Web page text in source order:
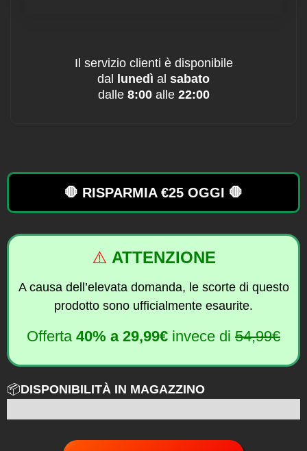
Il servizio clienti è disponibile
dal lunedì al sabato
dalle 8:00alle 22:00
🛑 RISPARMIA €25 OGGI 🛑
⚠️ ATTENZIONE
A causa dell’elevata domanda, le scorte di questo
prodotto sono ufficialmente esaurite.
Offerta 40% a 29,99€ invece di 54,99€
📦DISPONIBILITÀ IN MAGAZZINO